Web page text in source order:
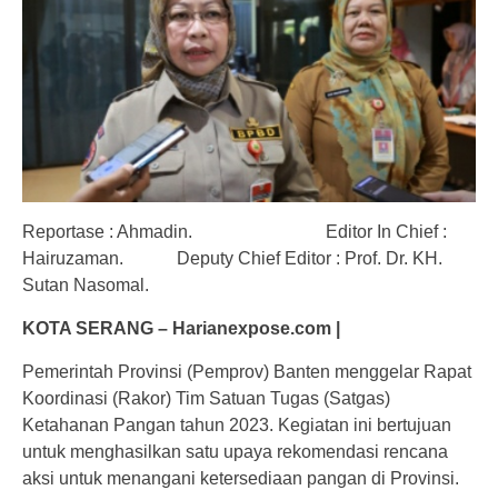
Reportase : Ahmadin. Editor In Chief :
Hairuzaman. Deputy Chief Editor : Prof. Dr. KH.
Sutan Nasomal.
KOTA SERANG – Harianexpose.com |
Pemerintah Provinsi (Pemprov) Banten menggelar Rapat
Koordinasi (Rakor) Tim Satuan Tugas (Satgas)
Ketahanan Pangan tahun 2023. Kegiatan ini bertujuan
untuk menghasilkan satu upaya rekomendasi rencana
aksi untuk menangani ketersediaan pangan di Provinsi.